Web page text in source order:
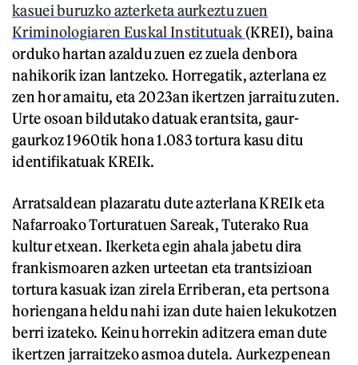
kasuei buruzko azterketa aurkeztu zuen
Kriminologiaren Euskal Institutuak (KREI), baina
orduko hartan azaldu zuen ez zuela denbora
nahikorik izan lantzeko. Horregatik, azterlana ez
zen hor amaitu, eta 2023an ikertzen jarraitu zuten.
Urte osoan bildutako datuak erantsita, gaur-
gaurkoz 1960tik hona 1.083 tortura kasu ditu
identifikatuak KREIk.
Arratsaldean plazaratu dute azterlana KREIk eta
Nafarroako Torturatuen Sareak, Tuterako Rua
kultur etxean. Ikerketa egin ahala jabetu dira
frankismoaren azken urteetan eta trantsizioan
tortura kasuak izan zirela Erriberan, eta pertsona
horiengana heldu nahi izan dute haien lekukotzen
berri izateko. Keinu horrekin aditzera eman dute
ikertzen jarraitzeko asmoa dutela. Aurkezpenean